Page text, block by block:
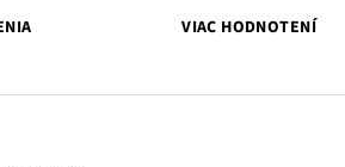
VIAC HODNOTENÍ